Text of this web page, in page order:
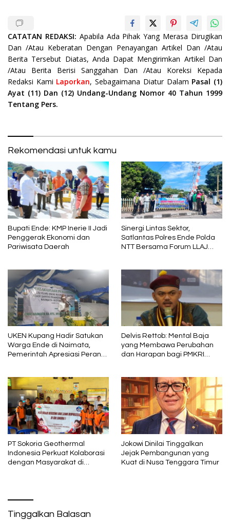
CATATAN REDAKSI: Apabila Ada Pihak Yang Merasa Dirugikan
Dan /Atau Keberatan Dengan Penayangan Artikel Dan /Atau
Berita Tersebut Diatas, Anda Dapat Mengirimkan Artikel Dan
/Atau Berita Berisi Sanggahan Dan /Atau Koreksi Kepada
Redaksi Kami Laporkan, Sebagaimana Diatur Dalam Pasal (1)
Ayat (11) Dan (12) Undang-Undang Nomor 40 Tahun 1999
Tentang Pers.
Rekomendasi untuk kamu
Bupati Ende: KMP Inerie II Jadi
Penggerak Ekonomi dan
Pariwisata Daerah
Sinergi Lintas Sektor,
Satlantas Polres Ende Polda
NTT Bersama Forum LLAJ
UKEN Kupang Hadir Satukan
Warga Ende di Naimata,
Pemerintah Apresiasi Peran
Delvis Rettob: Mental Baja
yang Membawa Perubahan
dan Harapan bagi PMKRI
PT Sokoria Geothermal
Indonesia Perkuat Kolaborasi
dengan Masyarakat di
Jokowi Dinilai Tinggalkan
Jejak Pembangunan yang
Kuat di Nusa Tenggara Timur
Tinggalkan Balasan